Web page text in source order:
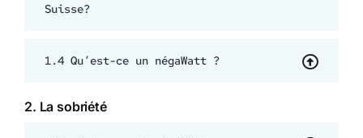
Suisse?
1.4 Qu’est-ce un négaWatt ?
2. La sobriété